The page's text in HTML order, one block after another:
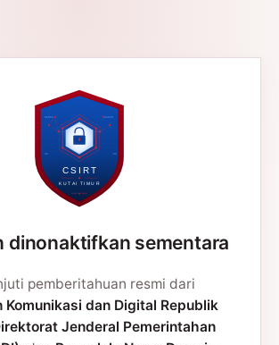
dinonaktifkan sementara
pemberitahuan resmi dari
Komunikasi dan Digital Republik
Jenderal Pemerintahan